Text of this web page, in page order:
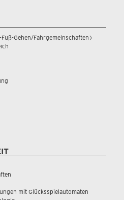
Gehen/Fahrgemeinschaften)
mit Glücksspielautomaten